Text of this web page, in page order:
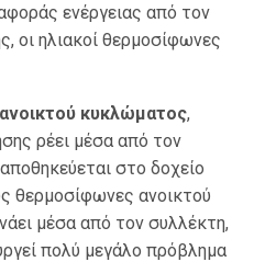
ενέργειας από τον
οι ηλιακοί θερμοσίφωνες
κυκλώματος,
ρέει μέσα από τον
στο δοχείο
θερμοσίφωνες ανοικτού
μέσα από τον συλλέκτη,
πολύ μεγάλο πρόβλημα